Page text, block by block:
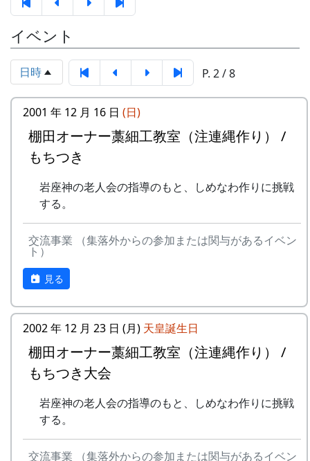
第18期棚田オーナー対面式 (2014-04-13 12:03:51)
岩座神棚田オーナーの特典
一から十までプロの指導を受け、減農薬栽培
の米づくりを体験できます。
収穫した米を全部お持ち帰りいただけます。
(100平方メートルの収穫収量は玄米で約30キ
ロです。) 清流の里、岩座神地区のコシヒカ
リは特においしいと評判です。
回程度)、施肥、脱穀、乾燥、籾すりなどは
地元農家で担当します。
実りの時期には、かかしを立てることができ
ます。
多可町の宿泊施設を安く利用できます(青年
の家、悠遊館、ハーモニーパークなど)。
多可町の特産品がもらえます(1万円相当)。
地元の新鮮な野菜を購入できます。
田植え、稲刈り時のイベントに参加できま
す。
多可町の祭などにもご参加ください。
申込み・お問合せの窓口
岩座神棚田保全推進協議会事務局
FAX: XXXX-XX-XXXX
MAIL : mailaddress
田植祭 (2013-05-12)
岩座神棚田オーナーの特典
一から十までプロの指導を受け、減農薬栽培
収穫した米を全部お持ち帰りいただけます。
(100平方メートルの収穫収量は玄米で約30キ
ロです。) 清流の里、岩座神地区のコシヒカ
リは特においしいと評判です。
「岩座神」棚田便り #9 2013年12月号 (PDF版)
イベント
日時 P. 2 / 8
2001 年 12 月 16 日 (日)
棚田オーナー藁細工教室（注連縄作り） /
もちつき
岩座神の老人会の指導のもと、しめなわ作りに挑戦
する。
交流事業 （集落外からの参加または関与があるイベン
ト）
見る
2002 年 12 月 23 日 (月) 天皇誕生日
棚田オーナー藁細工教室（注連縄作り） /
もちつき大会
岩座神の老人会の指導のもと、しめなわ作りに挑戦
する。
交流事業 （集落外からの参加または関与があるイベン